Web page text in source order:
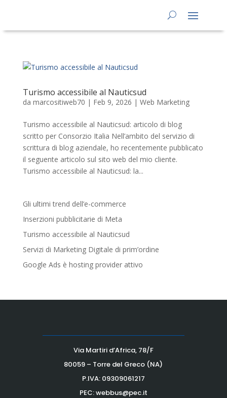
Turismo accessibile al Nauticsud
da marcositiweb70 | Feb 9, 2026 | Web Marketing
Turismo accessibile al Nauticsud: articolo di blog
scritto per Consorzio Italia Nell’ambito del servizio di
scrittura di blog aziendale, ho recentemente pubblicato
il seguente articolo sul sito web del mio cliente.
Turismo accessibile al Nauticsud: la...
Gli ultimi trend dell’e-commerce
Inserzioni pubblicitarie di Meta
Turismo accessibile al Nauticsud
Servizi di Marketing Digitale di prim’ordine
Google Ads è hosting provider attivo
Via Martiri d’Africa, 78/F
80059 – Torre del Greco (NA)
P.IVA: 09309061217
PEC: webbus@pec.it